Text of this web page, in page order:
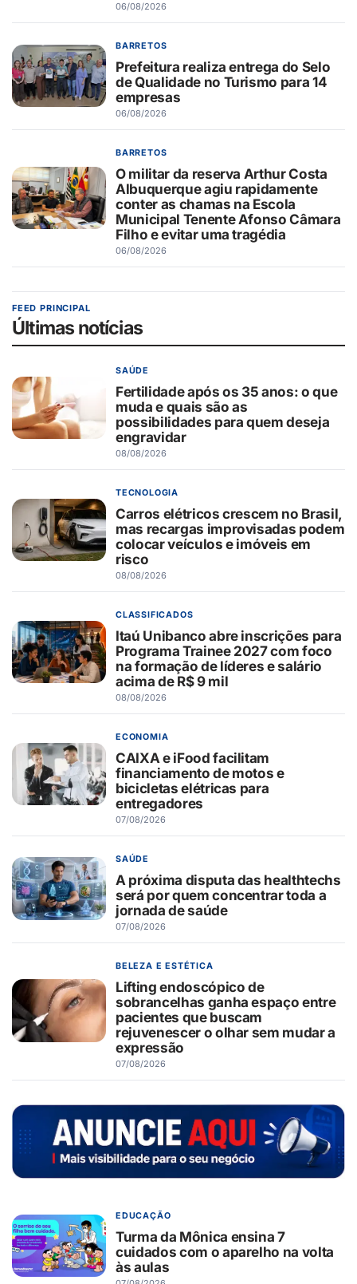
06/08/2026
BARRETOS
Prefeitura realiza entrega do Selo
de Qualidade no Turismo para 14
empresas
06/08/2026
BARRETOS
O militar da reserva Arthur Costa
Albuquerque agiu rapidamente
conter as chamas na Escola
Municipal Tenente Afonso Câmara
Filho e evitar uma tragédia
06/08/2026
FEED PRINCIPAL
Últimas notícias
SAÚDE
Fertilidade após os 35 anos: o que
muda e quais são as
possibilidades para quem deseja
engravidar
08/08/2026
TECNOLOGIA
Carros elétricos crescem no Brasil,
mas recargas improvisadas podem
colocar veículos e imóveis em
risco
08/08/2026
CLASSIFICADOS
Itaú Unibanco abre inscrições para
Programa Trainee 2027 com foco
na formação de líderes e salário
acima de R$ 9 mil
08/08/2026
ECONOMIA
CAIXA e iFood facilitam
financiamento de motos e
bicicletas elétricas para
entregadores
07/08/2026
SAÚDE
A próxima disputa das healthtechs
será por quem concentrar toda a
jornada de saúde
07/08/2026
BELEZA E ESTÉTICA
Lifting endoscópico de
sobrancelhas ganha espaço entre
pacientes que buscam
rejuvenescer o olhar sem mudar a
expressão
07/08/2026
EDUCAÇÃO
Turma da Mônica ensina 7
cuidados com o aparelho na volta
às aulas